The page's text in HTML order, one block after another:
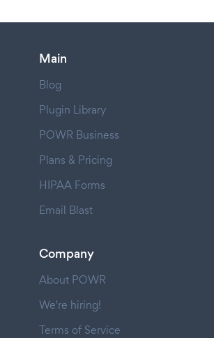
Main
Blog
Plugin Library
POWR Business
Plans & Pricing
HIPAA Forms
Email Blast
Company
About POWR
We're hiring!
Terms of Service